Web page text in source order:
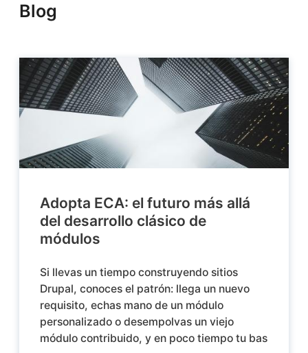
Blog
Adopta ECA: el futuro más allá
del desarrollo clásico de
módulos
Si llevas un tiempo construyendo sitios
Drupal, conoces el patrón: llega un nuevo
requisito, echas mano de un módulo
personalizado o desempolvas un viejo
módulo contribuido, y en poco tiempo tu bas